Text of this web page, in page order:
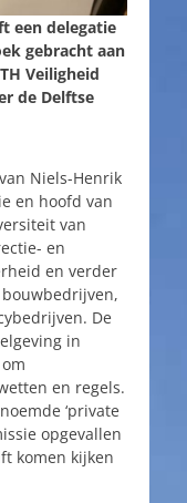
een delegatie
gebracht aan
Veiligheid
de Delftse
Niels-Henrik
en hoofd van
van
en
en verder
De
in
en regels.
‘private
opgevallen
komen kijken